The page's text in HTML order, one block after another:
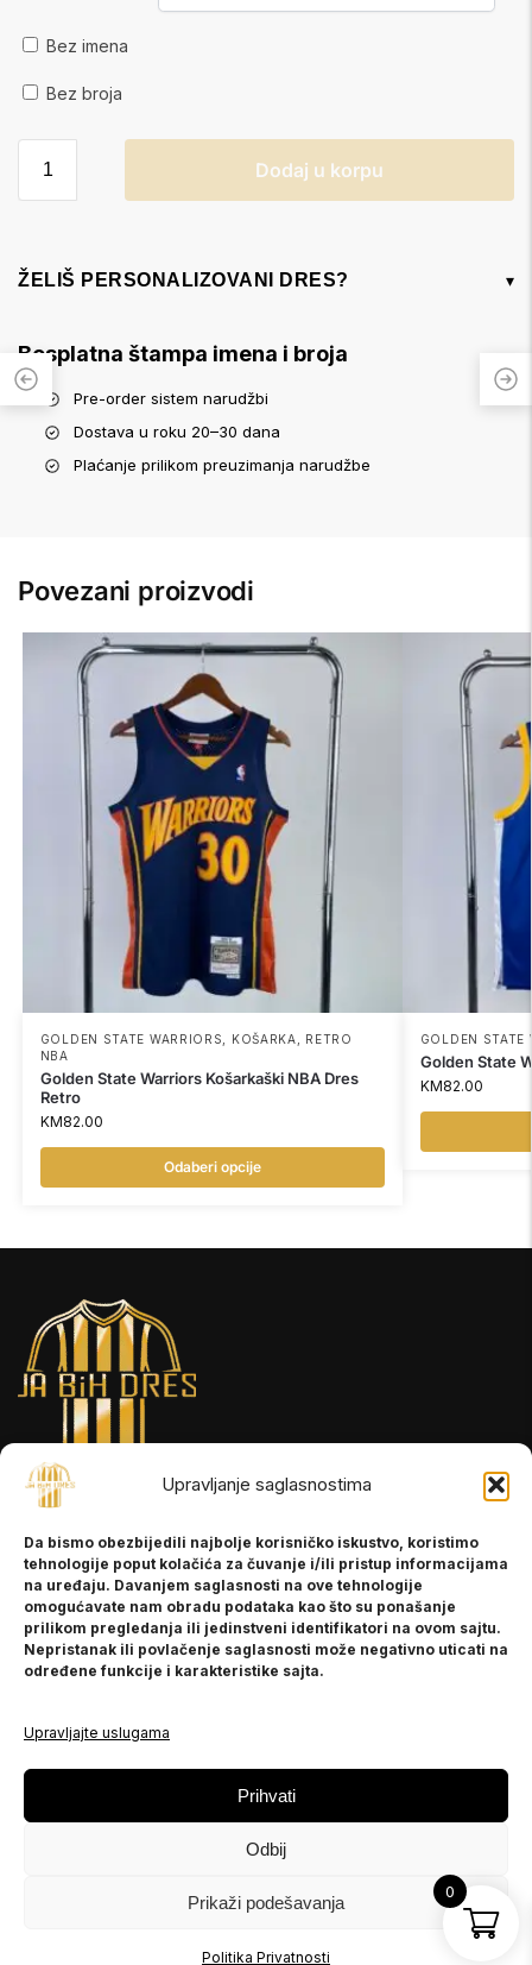
Upravljanje saglasnostima
Da bismo obezbijedili najbolje korisničko iskustvo, koristimo
tehnologije poput kolačića za čuvanje i/ili pristup informacijama
na uređaju. Davanjem saglasnosti na ove tehnologije
omogućavate nam obradu podataka kao što su ponašanje
prilikom pregledanja ili jedinstveni identifikatori na ovom sajtu.
Nepristanak ili povlačenje saglasnosti može negativno uticati na
određene funkcije i karakteristike sajta.
Upravljajte uslugama
Prihvati
Odbij
Prikaži podešavanja
Politika Privatnosti
Bez imena
Bez broja
Dodaj u korpu
ŽELIŠ PERSONALIZOVANI DRES? ▾
Besplatna štampa imena i broja
Pre-order sistem narudžbi
Dostava u roku 20–30 dana
Plaćanje prilikom preuzimanja narudžbe
Povezani proizvodi
GOLDEN STATE WARRIORS KOŠARKA
RETRO
NBA
Golden State Warriors Košarkaški NBA Dres
Retro
KM82.00
Odaberi opcije
GOLDEN STATE
Golden State
KM82.00
INFORMACIJE
O nama
Kontakt
POMOĆ
Politika privatnosti
PRATITE NAS
Instagram
0